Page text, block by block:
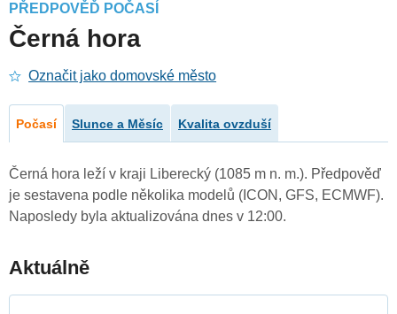
PŘEDPOVĚĎ POČASÍ
Černá hora
Označit jako domovské město
Počasí Slunce a Měsíc Kvalita ovzduší
Černá hora leží v kraji Liberecký (1085 m n. m.). Předpověď
je sestavena podle několika modelů (ICON, GFS, ECMWF).
Naposledy byla aktualizována dnes v 12:00.
Aktuálně